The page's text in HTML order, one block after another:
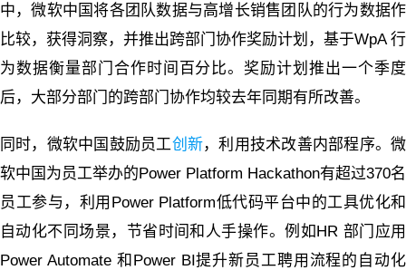
中，微软中国将各团队数据与高增长销售团队的行为数据作
比较，获得洞察，并推出跨部门协作奖励计划，基于WpA 行
为数据衡量部门合作时间百分比。奖励计划推出一个季度
后，大部分部门的跨部门协作均较去年同期有所改善。
同时，微软中国鼓励员工创新，利用技术改善内部程序。微
软中国为员工举办的Power Platform Hackathon有超过370名
员工参与，利用Power Platform低代码平台中的工具优化和
自动化不同场景，节省时间和人手操作。例如HR 部门应用
Power Automate 和Power BI提升新员工聘用流程的自动化